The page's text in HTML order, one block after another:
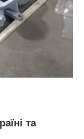
та